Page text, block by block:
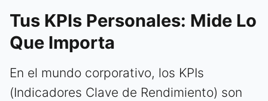
Tus KPIs Personales: Mide Lo
Que Importa
En el mundo corporativo, los KPIs
(Indicadores Clave de Rendimiento) son